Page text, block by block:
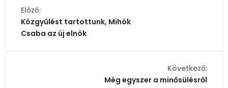
Előző:
Közgyűlést tartottunk, Mihók
Csaba az új elnök
Következő:
Még egyszer a minősülésről